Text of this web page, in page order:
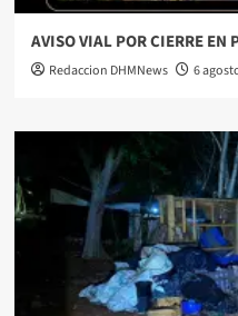
AVISO VIAL POR CIERRE EN
Redaccion DHMNews 6